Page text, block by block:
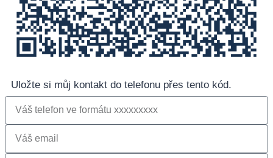
Uložte si můj kontakt do telefonu přes tento kód.